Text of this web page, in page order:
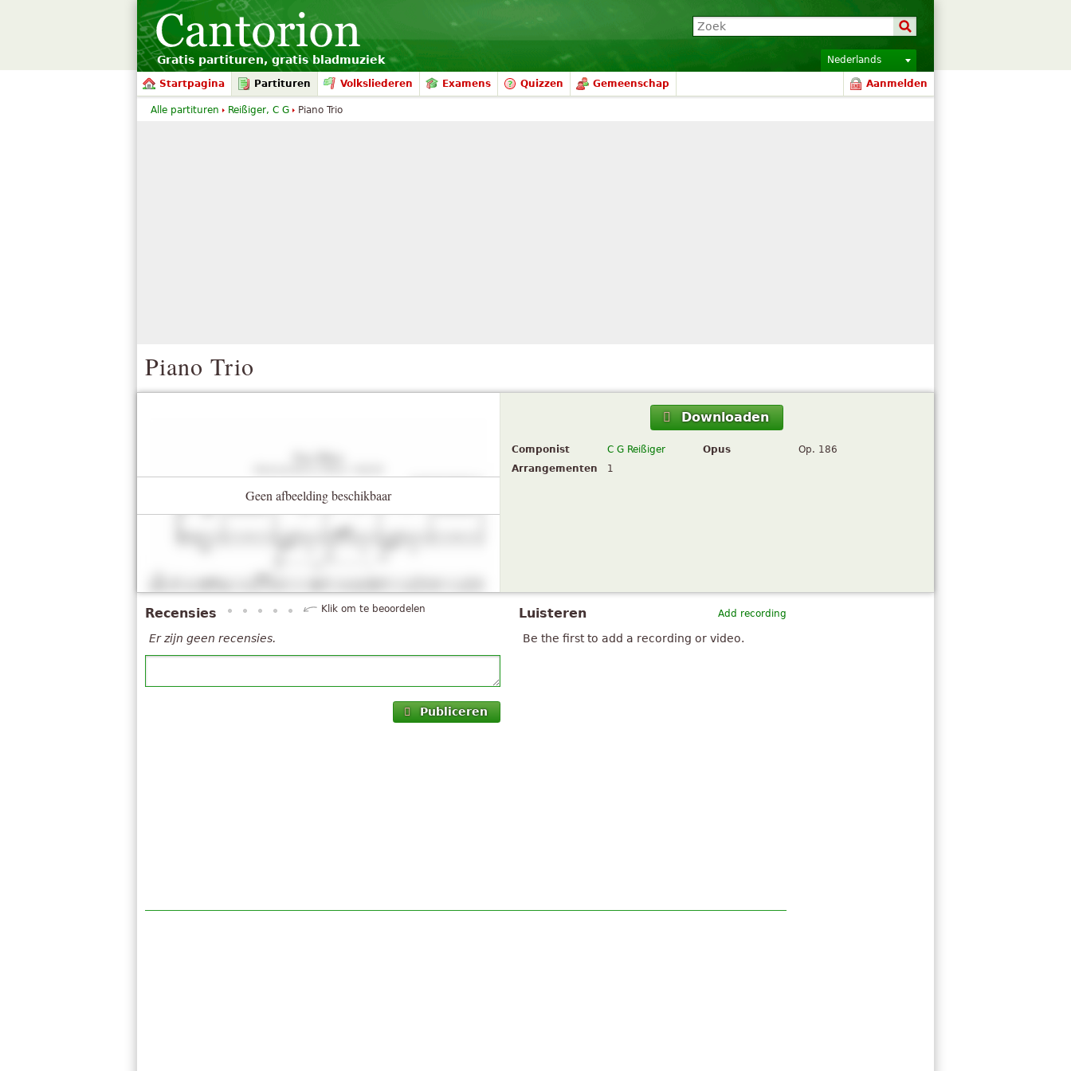
Gratis partituren, gratis bladmuziek Nederlands
Startpagina Partituren Volksliederen Examens Quizzen Gemeenschap Aanmelden
Piano Trio
Geen afbeelding beschikbaar
Downloaden
Componist C G Reißiger Opus
Op. 186
Arrangementen
1
Add recording
Luisteren
Be the first to add a recording or video.
Recensies Klik om te beoordelen
Er zijn geen recensies.
Publiceren
Alle partituren Reißiger, C G Piano Trio